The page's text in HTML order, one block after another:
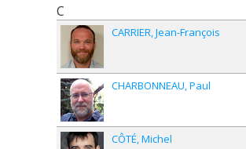
C
CARRIER Jean-François
CHARBONNEAU Paul
CÔTÉ Michel